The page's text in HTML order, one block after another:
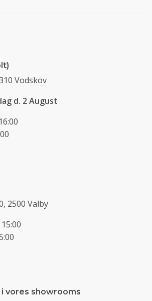
Vodskov
d. 2 August
2500 Valby
vores showrooms